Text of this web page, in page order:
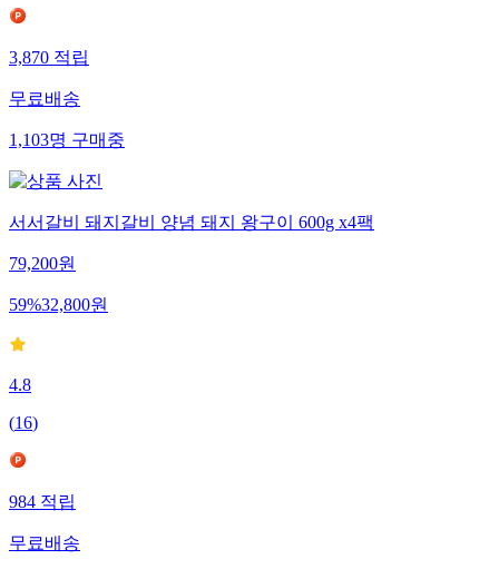
3,870적립
무료배송
1,103명구매중
서서갈비 돼지갈비 양념 돼지 왕구이 600g x4팩
79,200원
59%32,800원
4.8
(16)
984적립
무료배송